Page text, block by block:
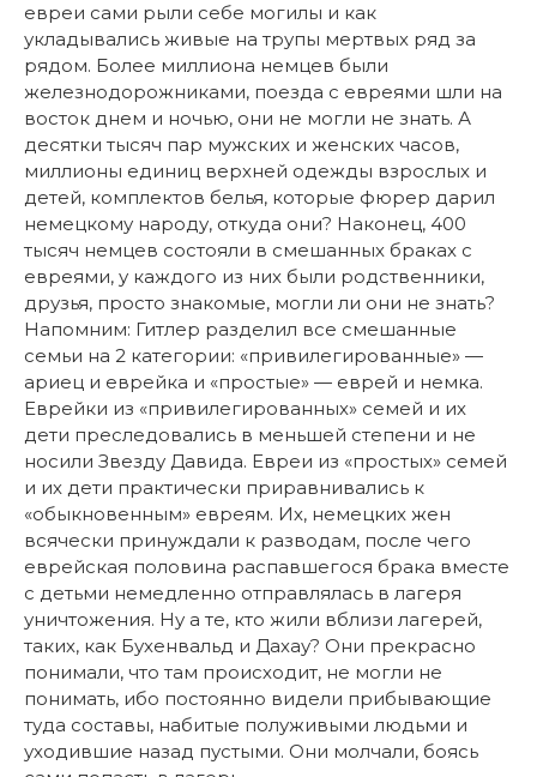
евреи сами рыли себе могилы и как
укладывались живые на трупы мертвых ряд за
рядом. Более миллиона немцев были
железнодорожниками, поезда с евреями шли на
восток днем и ночью, они не могли не знать. А
десятки тысяч пар мужских и женских часов,
миллионы единиц верхней одежды взрослых и
детей, комплектов белья, которые фюрер дарил
немецкому народу, откуда они? Наконец, 400
тысяч немцев состояли в смешанных браках с
евреями, у каждого из них были родственники,
друзья, просто знакомые, могли ли они не знать?
Напомним: Гитлер разделил все смешанные
семьи на 2 категории: «привилегированные» —
ариец и еврейка и «простые» — еврей и немка.
Еврейки из «привилегированных» семей и их
дети преследовались в меньшей степени и не
носили Звезду Давида. Евреи из «простых» семей
и их дети практически приравнивались к
«обыкновенным» евреям. Их, немецких жен
всячески принуждали к разводам, после чего
еврейская половина распавшегося брака вместе
с детьми немедленно отправлялась в лагеря
уничтожения. Ну а те, кто жили вблизи лагерей,
таких, как Бухенвальд и Дахау? Они прекрасно
понимали, что там происходит, не могли не
понимать, ибо постоянно видели прибывающие
туда составы, набитые полуживыми людьми и
уходившие назад пустыми. Они молчали, боясь